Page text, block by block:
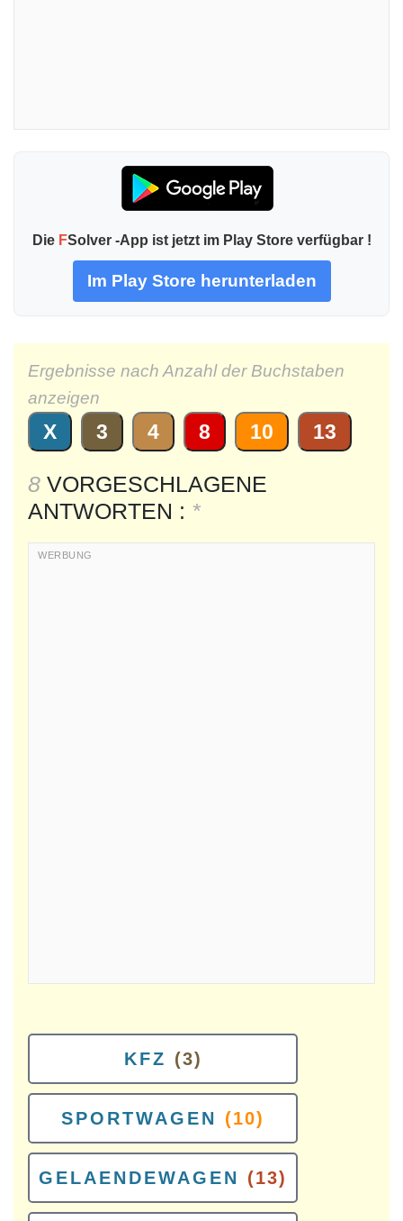
Die FSolver -App ist jetzt im Play Store verfügbar !
Im Play Store herunterladen
Ergebnisse nach Anzahl der Buchstaben
anzeigen
X 3 4 8 10 13
8 VORGESCHLAGENE
ANTWORTEN : *
KFZ (3)
SPORTWAGEN (10)
GELAENDEWAGEN (13)